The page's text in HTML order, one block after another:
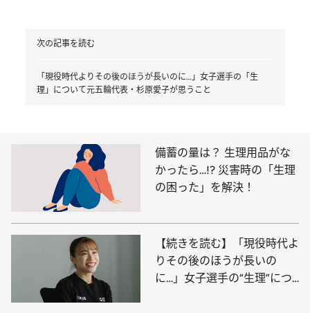
次の記事を読む
「現役時代よりその後のほうが長いのに…」女子選手の「生
理」について元五輪代表・杉原愛子が思うこと
備蓄の量は？ 生理用品がな
かったら…!? 災害時の「生理
の困った」を解決！
【続きを読む】「現役時代よ
りその後のほうが長いの
に…」女子選手の“生理”につ